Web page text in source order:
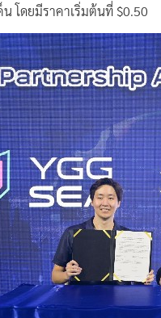
โดยมีราคาเริ่มต้นที่ $0.50